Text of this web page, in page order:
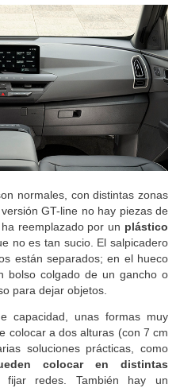
normales, con distintas zonas
GT-line no hay piezas de
reemplazado por un plástico
no es tan sucio. El salpicadero
están separados; en el hueco
bolso colgado de un gancho o
para dejar objetos.
capacidad, unas formas muy
colocar a dos alturas (con 7 cm
soluciones prácticas, como
colocar en distintas
redes. También hay un